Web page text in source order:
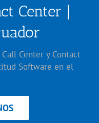
Center |
Center y Contact
Software en el